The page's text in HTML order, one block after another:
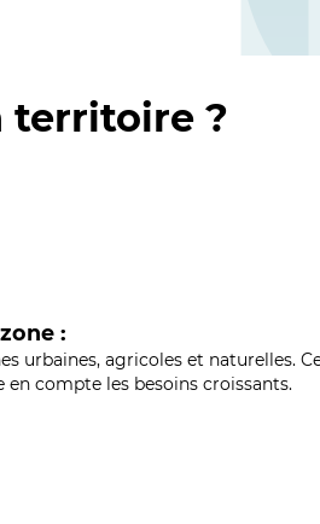
territoire ?
:
urbaines, agricoles et naturelles.
compte les besoins croissants.